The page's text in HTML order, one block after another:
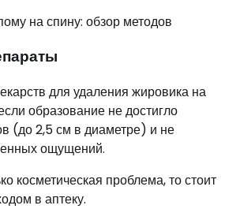
для удаления жировика на
образование не достигло
(до 2,5 см в диаметре) и не
ощущений.
косметическая проблема, то стоит
в аптеку.